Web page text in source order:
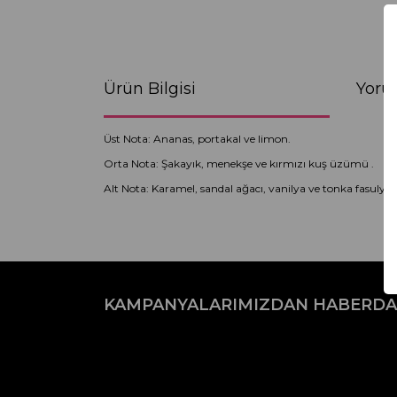
Ürün Bilgisi
Üst Nota: Ananas, portakal ve limon.
Orta Nota: Şakayık, menekşe ve kırmızı kuş üzümü .
Alt Nota: Karamel, sandal ağacı, vanilya ve tonka fasulyesi.
Bu ürünün fiyat bilgisi, resim, ürün
Görüş ve önerileriniz için teşekkür ederiz.
Ürün resmi kalitesiz, bozuk veya
KAMPANYALARIMIZDAN